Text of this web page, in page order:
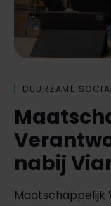
DUURZAME
nabij